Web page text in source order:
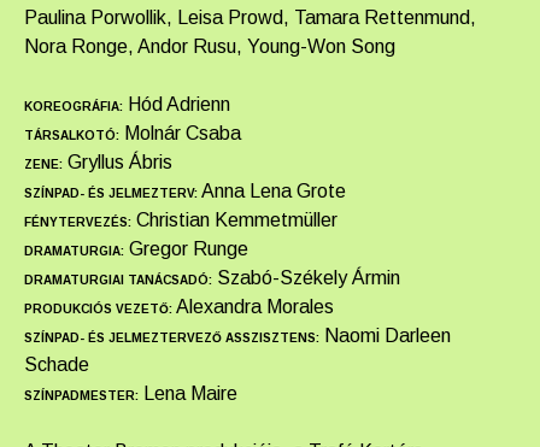
Paulina Porwollik, Leisa Prowd, Tamara Rettenmund,
Nora Ronge, Andor Rusu, Young-Won Song
KOREOGRÁFIA: Hód Adrienn
TÁRSALKOTÓ: Molnár Csaba
ZENE: Gryllus Ábris
SZÍNPAD- ÉS JELMEZTERV: Anna Lena Grote
FÉNYTERVEZÉS: Christian Kemmetmüller
DRAMATURGIA: Gregor Runge
DRAMATURGIAI TANÁCSADÓ: Szabó-Székely Ármin
PRODUKCIÓS VEZETŐ: Alexandra Morales
SZÍNPAD- ÉS JELMEZTERVEZŐ ASSZISZTENS:
Naomi Darleen
Schade
SZÍNPADMESTER: Lena Maire